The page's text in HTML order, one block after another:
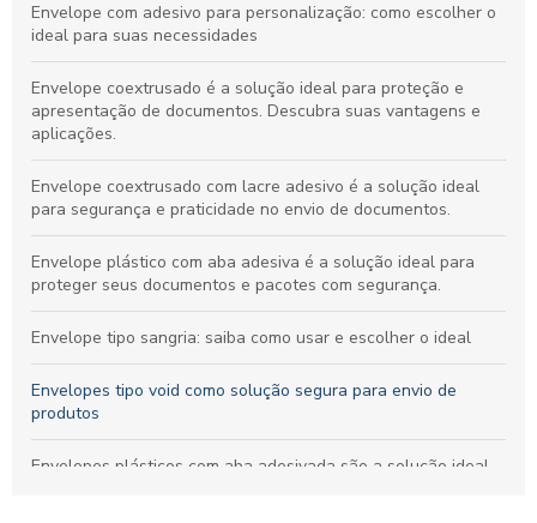
Envelope com adesivo para personalização: como escolher o
ideal para suas necessidades
Envelope coextrusado é a solução ideal para proteção e
apresentação de documentos. Descubra suas vantagens e
aplicações.
Envelope coextrusado com lacre adesivo é a solução ideal
para segurança e praticidade no envio de documentos.
Envelope plástico com aba adesiva é a solução ideal para
proteger seus documentos e pacotes com segurança.
Envelope tipo sangria: saiba como usar e escolher o ideal
Envelopes tipo void como solução segura para envio de
produtos
Envelopes plásticos com aba adesivada são a solução ideal